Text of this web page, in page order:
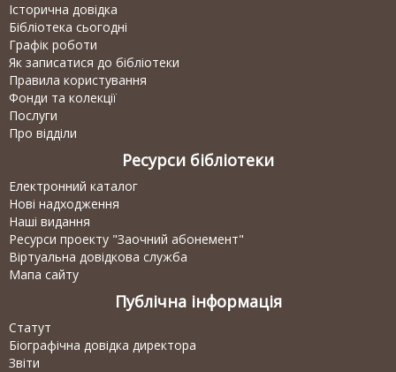
Історична довідка
Бібліотека сьогодні
Графік роботи
Як записатися до бібліотеки
Правила користування
Фонди та колекції
Послуги
Про відділи
Ресурси бібліотеки
Електронний каталог
Нові надходження
Наші видання
Ресурси проекту "Заочний абонемент"
Віртуальна довідкова служба
Мапа сайту
Публічна інформація
Статут
Біографічна довідка директора
Звіти